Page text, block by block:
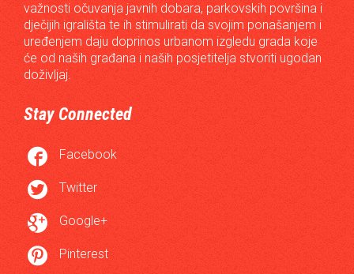
važnosti očuvanja javnih dobara, parkovskih površina i
dječijih igrališta te ih stimulirati da svojim ponašanjem i
uređenjem daju doprinos urbanom izgledu grada koje
će od naših građana i naših posjetitelja stvoriti ugodan
doživljaj.
Stay Connected
 Facebook
 Twitter
 Google+
 Pinterest